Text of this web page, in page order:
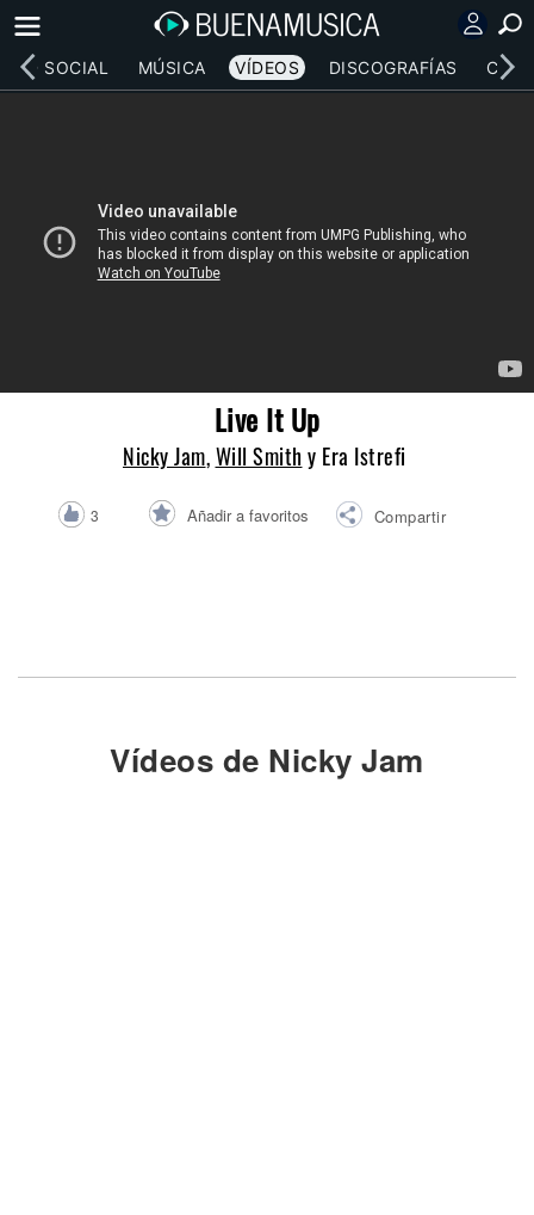
RED SOCIAL MÚSICA VÍDEOS DISCOGRAFÍAS
Live It Up
Nicky Jam,Will Smithy Era Istrefi
3 Añadir a favoritos Compartir
Vídeos de Nicky Jam